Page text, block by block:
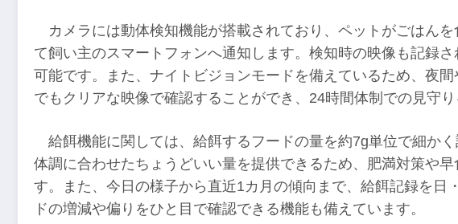
カメラには動体検知機能が搭載されており、ペットがごはん
て飼い主のスマートフォンへ通知します。検知時の映像も記録
可能です。また、ナイトビジョンモードを備えているため、夜
でもクリアな映像で確認することができ、24時間体制での見守り
給餌機能に関しては、給餌するフードの量を約7g単位で細か
体調に合わせたちょうどいい量を提供できるため、肥満対策や
す。また、今日の様子から直近1カ月の傾向まで、給餌記録を日
ドの増減や偏りをひと目で確認できる機能も備えています。